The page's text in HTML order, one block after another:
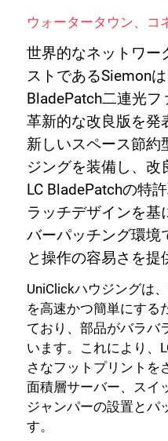
ウォータータウン、コ
世界的なネットワー
ストであるSiemon
BladePatch二連光
革新的な改良版を発
新しいスペース節約
ジングを装備し、改
LC BladePatchの特
ラッチデザインを基
バーパッチング環境
と操作の容易さを提
UniClickハウジングは
を高速かつ簡単にする
ており、部品がバラバ
います。これにより、
さなフットプリントを
面積層サーバー、スイ
ジャンパーの設置とパ
す。